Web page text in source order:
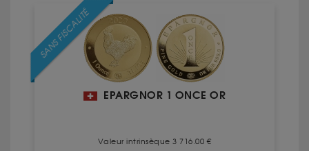
SANS FISCALITÉ
EPARGNOR 1 ONCE OR
Valeur intrinsèque 3 716.00 €